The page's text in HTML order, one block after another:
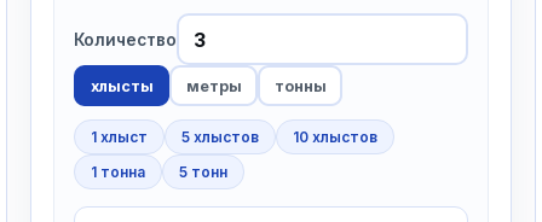
Количество
хлысты метры тонны
1 хлыст 5 хлыстов
10 хлыстов
1 тонна
5 тонн